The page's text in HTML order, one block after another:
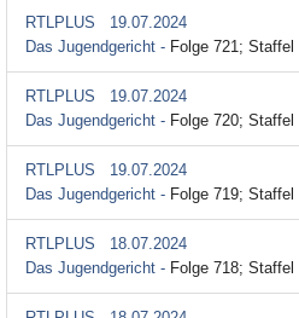
RTLPLUS
19.07.2024
Das Jugendgericht - Folge 721;
RTLPLUS
19.07.2024
Das Jugendgericht - Folge 720;
RTLPLUS
19.07.2024
Das Jugendgericht - Folge 719;
RTLPLUS
18.07.2024
Das Jugendgericht - Folge 718;